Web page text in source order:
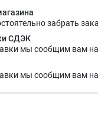
забрать
СДЭК
мы сообщим вам
мы сообщим вам